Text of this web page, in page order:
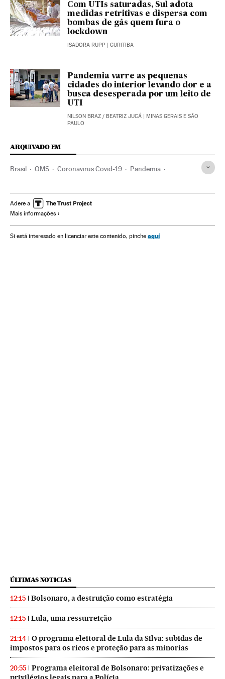
Com UTIs saturadas, Sul adota
medidas retritivas e dispersa com
bombas de gás quem fura o
lockdown
ISADORA RUPP | CURITIBA
Pandemia varre as pequenas
cidades do interior levando dor e a
busca desesperada por um leito de
UTI
NILSON BRAZ / BEATRIZ JUCÁ | MINAS GERAIS E SÃO
PAULO
ARQUIVADO EM
Brasil OMS Coronavirus Covid-19 Pandemia
Ministério Saúde Peru Vacinas
Francisco Sagasti
Adere a
Mais informações
Si está interesado en licenciar este contenido, pinche aquí
ÚLTIMAS NOTICIAS
12:15 Bolsonaro, a destruição como estratégia
12:15 Lula, uma ressurreição
21:14
O programa eleitoral de Lula da Silva: subidas de
impostos para os ricos e proteção para as minorias
20:55
Programa eleitoral de Bolsonaro: privatizações e